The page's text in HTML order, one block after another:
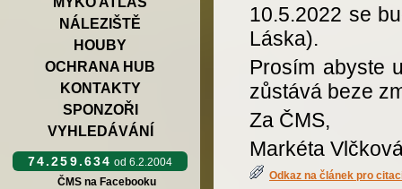
NÁLEZIŠTĚ
HOUBY
OCHRANA HUB
KONTAKTY
SPONZOŘI
VYHLEDÁVÁNÍ
74.259.634 od 6.2.2004
ČMS na Facebooku
10.5.2022 se
Láska).
Prosím abyste
zůstává beze
Za ČMS,
Markéta
Odkaz na článek pro